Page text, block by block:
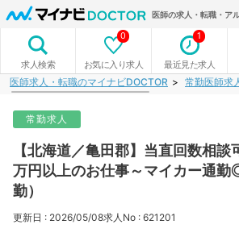
医師の求人・転職・ア
求人検索 お気に入り求人
0
最近見た求人
1
医師求人・転職のマイナビDOCTOR 常勤医師求
常勤求人
【北海道／亀田郡】当直回数相
万円以上のお仕事～マイカー通
勤）
更新日 : 2026/05/08求人No : 621201